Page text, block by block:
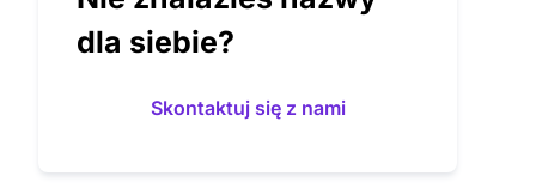
dla siebie?
Skontaktuj się z nami